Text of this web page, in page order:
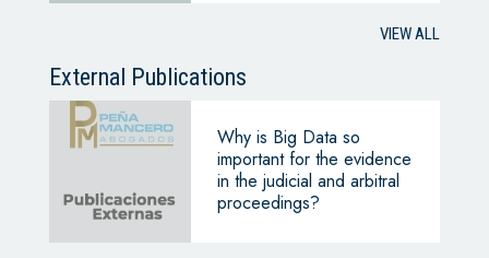
VIEW ALL
External Publications
Why is Big Data so
important for the evidence
in the judicial and arbitral
proceedings?